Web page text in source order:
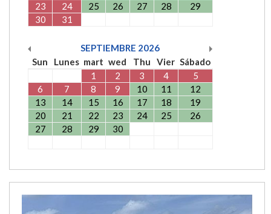
23
24 25 26 27 28
29
30
31
SEPTIEMBRE 2026
Sun
Lunes mart wed Thu Vier Sábado
1
2 3 4
5
6
7 8 9 10 11
12
13
14 15 16 17 18
19
20
21 22 23 24 25
26
27
28 29 30